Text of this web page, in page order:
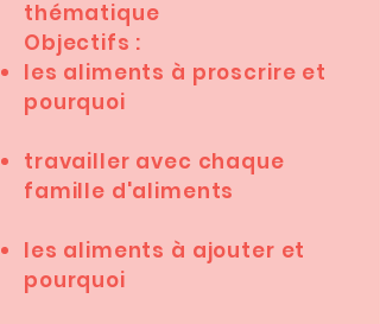
thématique
Objectifs :
les aliments à proscrire et
pourquoi
travailler avec chaque
famille d'aliments
les aliments à ajouter et
pourquoi